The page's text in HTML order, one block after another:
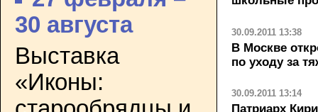
30 августа
Выставка
«Иконы:
30.09.2011 13:38
В Москве
по уходу за
30.09.2011 13:14
Патриарх